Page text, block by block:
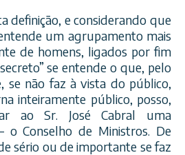
definição, e considerando que
um agrupamento mais
de homens, ligados por fim
se entende o que, pelo
se não faz à vista do público,
inteiramente público, posso,
ao Sr. José Cabral uma
o Conselho de Ministros. De
sério ou de importante se faz